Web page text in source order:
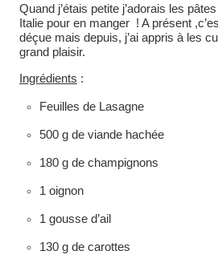
Quand j’étais petite j’adorais les
Italie pour en manger ! A présent
déçue mais depuis, j’ai appris à les
grand plaisir.
Ingrédients :
Feuilles de Lasagne
500 g de viande hachée
180 g de champignons
1 oignon
1 gousse d’ail
130 g de carottes